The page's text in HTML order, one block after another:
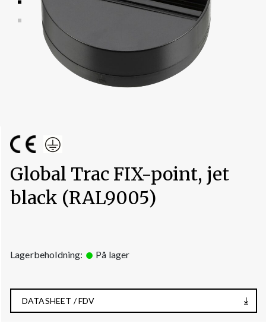
Global Trac FIX-point, jet
black (RAL9005)
Lagerbeholdning: På lager
DATASHEET / FDV